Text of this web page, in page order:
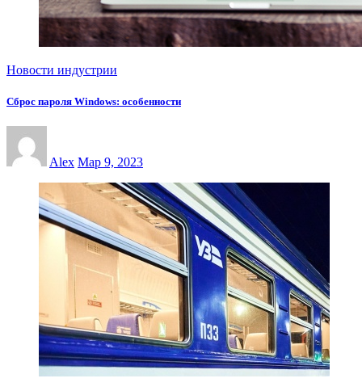
Новости индустрии
Сброс пароля Windows: особенности
Alex Мар 9, 2023